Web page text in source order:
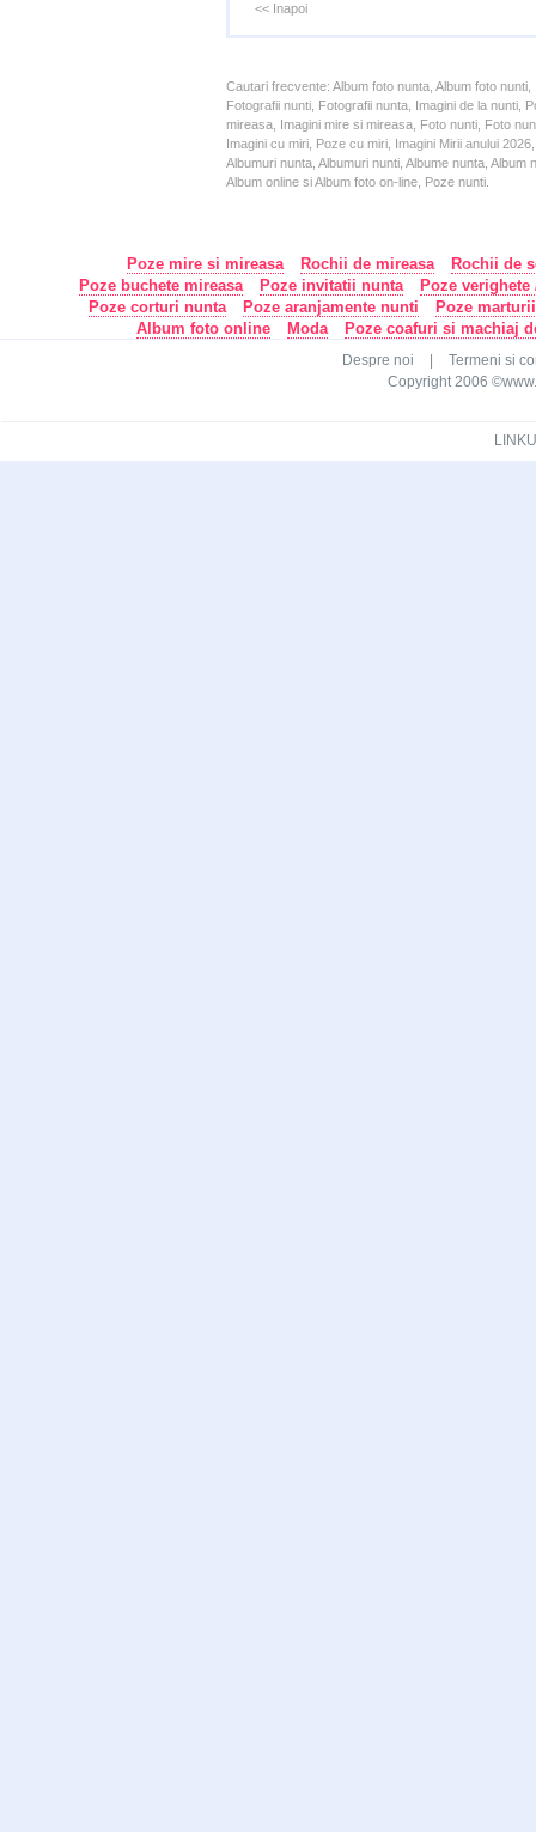
<< Inapoi
Cautari frecvente: Album foto nunta, Album foto
Fotografii nunti, Fotografii nunta, Imagini de la nunti,
mireasa, Imagini mire si mireasa, Foto nunti, Foto
Imagini cu miri, Poze cu miri, Imagini Mirii anului
Albumuri nunta, Albumuri nunti, Albume nunta,
Album online si Album foto on-line, Poze nunti.
Poze mire si mireasa Rochii de mireasa
Rochii de
Poze buchete mireasa
Poze invitatii nunta
Poze
Poze corturi nunta
Poze aranjamente nunti
Poze
Album foto online
Moda Poze coafuri si machiaj
Despre noi
Termeni si
Copyright 2006